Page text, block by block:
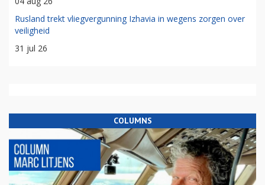
Rusland trekt vliegvergunning Izhavia in wegens zorgen over
veiligheid
31 jul 26
COLUMNS